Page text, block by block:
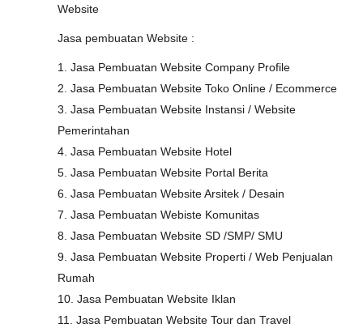
Website
Jasa pembuatan Website :
1. Jasa Pembuatan Website Company Profile
2. Jasa Pembuatan Website Toko Online / Ecommerce
3. Jasa Pembuatan Website Instansi / Website
Pemerintahan
4. Jasa Pembuatan Website Hotel
5. Jasa Pembuatan Website Portal Berita
6. Jasa Pembuatan Website Arsitek / Desain
7. Jasa Pembuatan Webiste Komunitas
8. Jasa Pembuatan Website SD /SMP/ SMU
9. Jasa Pembuatan Website Properti / Web Penjualan
Rumah
10. Jasa Pembuatan Website Iklan
11. Jasa Pembuatan Website Tour dan Travel